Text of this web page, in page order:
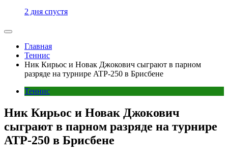
2 дня спустя
Главная
Теннис
Ник Кирьос и Новак Джокович сыграют в парном
разряде на турнире ATP-250 в Брисбене
Теннис
Ник Кирьос и Новак Джокович
сыграют в парном разряде на турнире
ATP-250 в Брисбене